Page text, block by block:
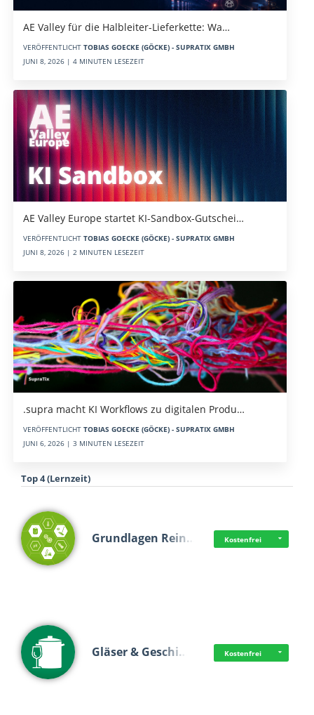
AE Valley für die Halbleiter-Lieferkette: Wa…
VERÖFFENTLICHT TOBIAS GOECKE (GÖCKE) - SUPRATIX GMBH
JUNI 8, 2026 | 4 MINUTEN LESEZEIT
AE Valley Europe startet KI-Sandbox-Gutschei…
VERÖFFENTLICHT TOBIAS GOECKE (GÖCKE) - SUPRATIX GMBH
JUNI 8, 2026 | 2 MINUTEN LESEZEIT
.supra macht KI Workflows zu digitalen Produ…
VERÖFFENTLICHT TOBIAS GOECKE (GÖCKE) - SUPRATIX GMBH
JUNI 6, 2026 | 3 MINUTEN LESEZEIT
Top 4 (Lernzeit)
Grundlagen Rein… Kostenfrei
Gläser & Geschi… Kostenfrei